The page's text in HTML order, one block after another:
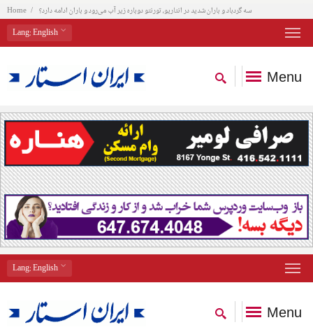
Home سه گردباد و باران شدید در انتاریو، تورنتو دوباره زیر آب می‌رود و باران ادامه دارد؟
Lang: English
Menu
Lang: English
Menu